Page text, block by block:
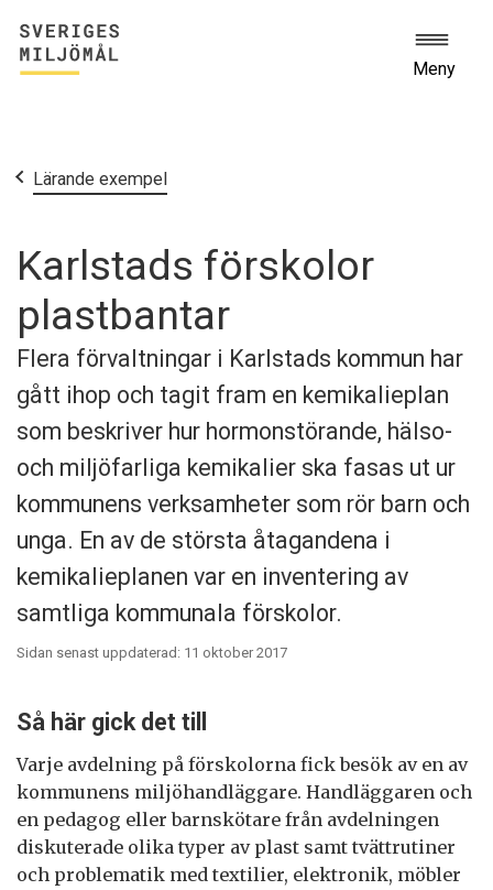
Meny
Start
Lärande exempel
Karlstads förskolor
plastbantar
Flera förvaltningar i Karlstads kommun har
gått ihop och tagit fram en kemikalieplan
som beskriver hur hormonstörande, hälso-
och miljöfarliga kemikalier ska fasas ut ur
kommunens verksamheter som rör barn och
unga. En av de största åtagandena i
kemikalieplanen var en inventering av
samtliga kommunala förskolor.
Sidan senast uppdaterad: 11 oktober 2017
Så här gick det till
Varje avdelning på förskolorna fick besök av en av
kommunens miljöhandläggare. Handläggaren och
en pedagog eller barnskötare från avdelningen
diskuterade olika typer av plast samt tvättrutiner
och problematik med textilier, elektronik, möbler